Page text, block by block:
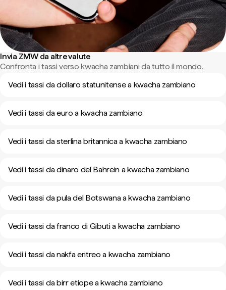
Invia ZMW da altre valute
Confronta i tassi verso kwacha zambiani da tutto il mondo.
Vedi i tassi da dollaro statunitense a kwacha zambiano
Vedi i tassi da euro a kwacha zambiano
Vedi i tassi da sterlina britannica a kwacha zambiano
Vedi i tassi da dinaro del Bahrein a kwacha zambiano
Vedi i tassi da pula del Botswana a kwacha zambiano
Vedi i tassi da franco di Gibuti a kwacha zambiano
Vedi i tassi da nakfa eritreo a kwacha zambiano
Vedi i tassi da birr etiope a kwacha zambiano